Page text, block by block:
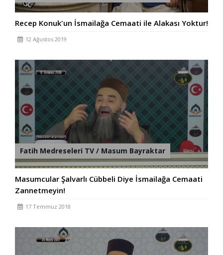
Recep Konuk'un İsmailağa Cemaati ile Alakası Yoktur!
12 Ağustos 2019
Fatih Medreseleri TV / Masum Bayraktar
Masumcular Şalvarlı Cübbeli Diye İsmailağa Cemaati
Zannetmeyin!
17 Temmuz 2018